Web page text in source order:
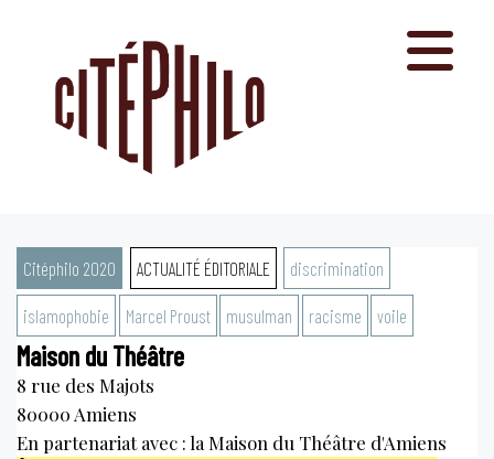
Citéphilo 2020 ACTUALITÉ ÉDITORIALE discrimination
islamophobie Marcel Proust musulman racisme voile
Maison du Théâtre
8 rue des Majots
80000 Amiens
En partenariat avec : la Maison du Théâtre d'Amiens